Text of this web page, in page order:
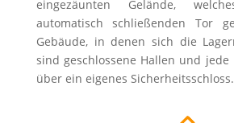
eingezäunten Gelände,
automatisch schließenden Tor
Gebäude, in denen sich die
sind geschlossene Hallen und jede
über ein eigenes Sicherheitsschloss.